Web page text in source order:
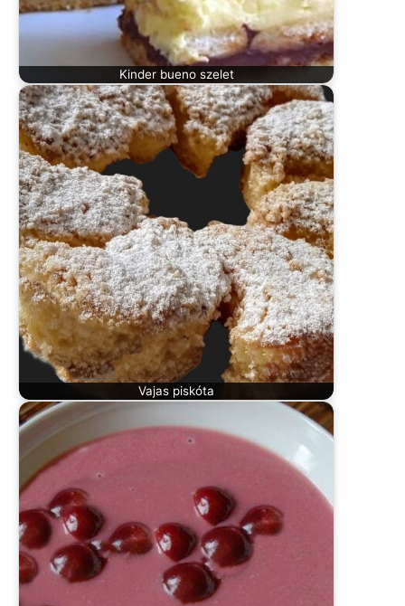
Kinder bueno szelet
Vajas piskóta